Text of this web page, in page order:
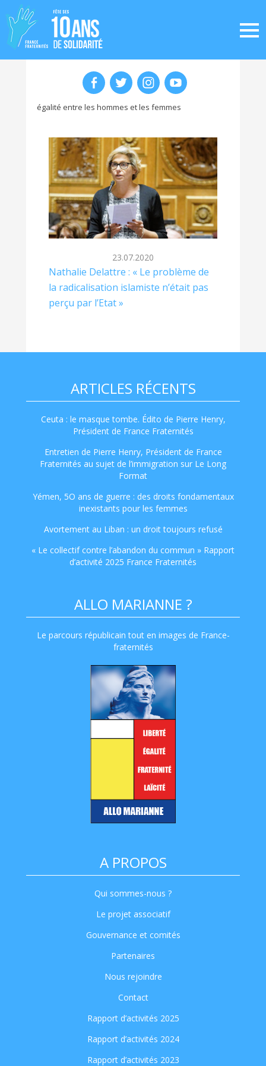
égalité entre les hommes et les femmes
23.07.2020
Nathalie Delattre : « Le problème de
la radicalisation islamiste n’était pas
perçu par l’Etat »
ARTICLES RÉCENTS
Ceuta : le masque tombe. Édito de Pierre Henry,
Président de France Fraternités
Entretien de Pierre Henry, Président de France
Fraternités au sujet de l’immigration sur Le Long
Format
Yémen, 5O ans de guerre : des droits fondamentaux
inexistants pour les femmes
Avortement au Liban : un droit toujours refusé
« Le collectif contre l’abandon du commun » Rapport
d’activité 2025 France Fraternités
ALLO MARIANNE ?
Le parcours républicain tout en images de France-
fraternités
A PROPOS
Qui sommes-nous ?
Le projet associatif
Gouvernance et comités
Partenaires
Nous rejoindre
Contact
Rapport d’activités 2025
Rapport d’activités 2024
Rapport d’activités 2023